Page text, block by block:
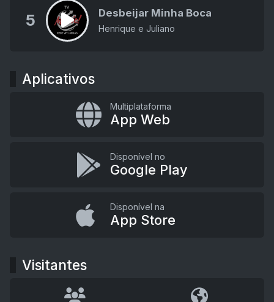
5 Desbeijar Minha Boca
Henrique e Juliano
Aplicativos
Multiplataforma
App Web
Disponível no
Google Play
Disponível na
App Store
Visitantes